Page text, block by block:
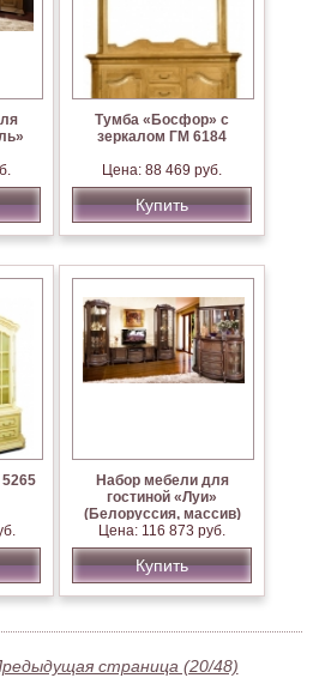
Тумба «Босфор» с
зеркалом ГМ 6184
Цена: 88 469 руб.
Купить
Набор мебели для
гостиной «Луи»
(Белоруссия, массив)
Цена: 116 873 руб.
Купить
страница (20/48)